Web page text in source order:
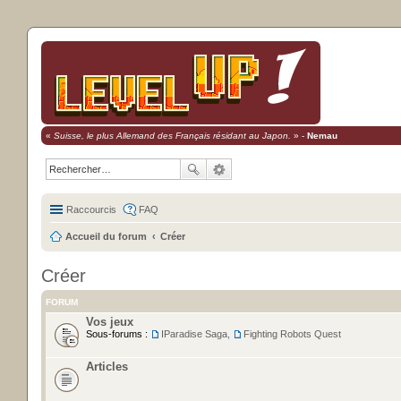
« Suisse, le plus Allemand des Français résidant au Japon. » - Nemau
Raccourcis FAQ
Accueil du forum Créer
Créer
FORUM
Vos jeux
Sous-forums : IParadise Saga Fighting Robots Quest
Articles